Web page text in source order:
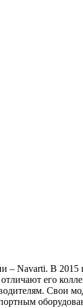
Navarti. В 2015
его
Свои